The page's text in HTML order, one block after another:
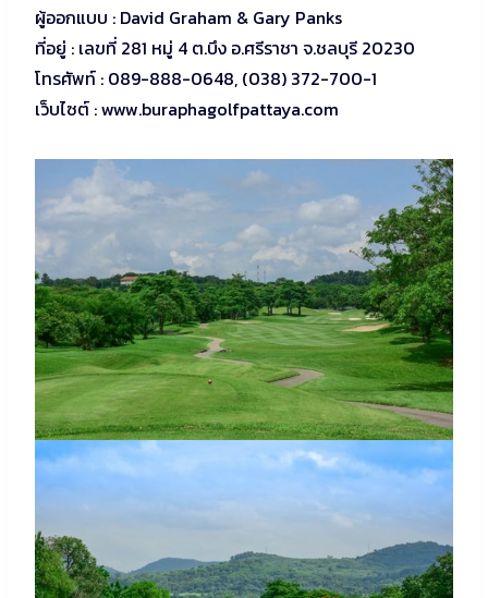
ผู้ออกแบบ : David Graham & Gary Panks
ที่อยู่ : เลขที่ 281 หมู่ 4 ต.บึง อ.ศรีราชา จ.ชลบุรี 20230
โทรศัพท์ : 089-888-0648, (038) 372-700-1
เว็บไซต์ : www.buraphagolfpattaya.com